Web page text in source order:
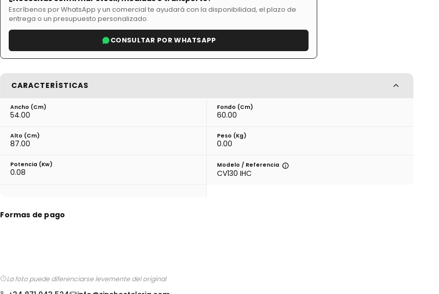
Escríbenos por WhatsApp y un comercial te ayudará con la disponibilidad, el plazo de
entrega o un presupuesto personalizado.
CONSULTAR POR WHATSAPP
CARACTERÍSTICAS
Ancho (cm)
54.00
Fondo (cm)
60.00
Alto (cm)
87.00
Peso (kg)
0.00
Potencia (Kw)
0.08
Modelo / Referencia
CV130 IHC
Formas de pago
La foto puede diferenciarse levemente del original